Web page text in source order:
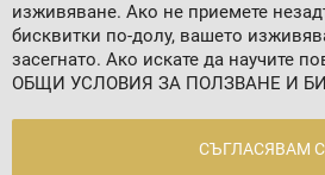
изживяване. Ако не приемете
бисквитки по-долу, вашето
засегнато. Ако искате да научите
ОБЩИ УСЛОВИЯ ЗА ПОЛЗВАНЕ И
СЪГЛАСЯВАМ